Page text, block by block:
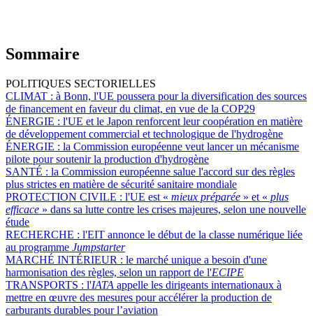
Sommaire
POLITIQUES SECTORIELLES
CLIMAT : à Bonn, l'UE poussera pour la diversification des sources
de financement en faveur du climat, en vue de la COP29
ÉNERGIE : l'UE et le Japon renforcent leur coopération en matière
de développement commercial et technologique de l'hydrogène
ÉNERGIE : la Commission européenne veut lancer un mécanisme
pilote pour soutenir la production d'hydrogène
SANTÉ : la Commission européenne salue l'accord sur des règles
plus strictes en matière de sécurité sanitaire mondiale
PROTECTION CIVILE : l'UE est « mieux préparée » et « plus
efficace » dans sa lutte contre les crises majeures, selon une nouvelle
étude
RECHERCHE : l'EIT annonce le début de la classe numérique liée
au programme Jumpstarter
MARCHÉ INTÉRIEUR : le marché unique a besoin d'une
harmonisation des règles, selon un rapport de l'ECIPE
TRANSPORTS : l'IATA appelle les dirigeants internationaux à
mettre en œuvre des mesures pour accélérer la production de
carburants durables pour l’aviation